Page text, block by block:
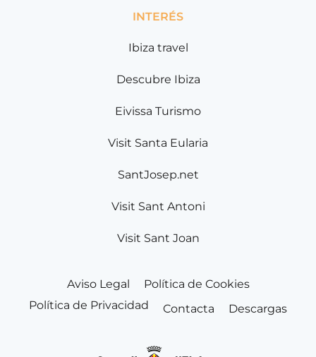
INTERÉS
Ibiza travel
Descubre Ibiza
Eivissa Turismo
Visit Santa Eularia
SantJosep.net
Visit Sant Antoni
Visit Sant Joan
Aviso Legal
Política de Cookies
Política de Privacidad
Contacta Descargas